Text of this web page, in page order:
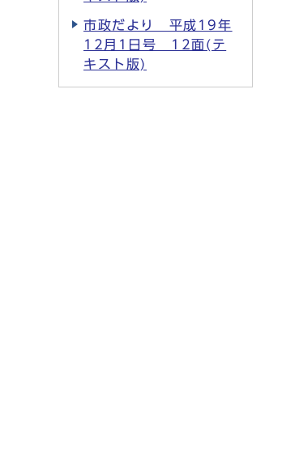
市政だより 平成19年
12月1日号 12面(テ
キスト版)